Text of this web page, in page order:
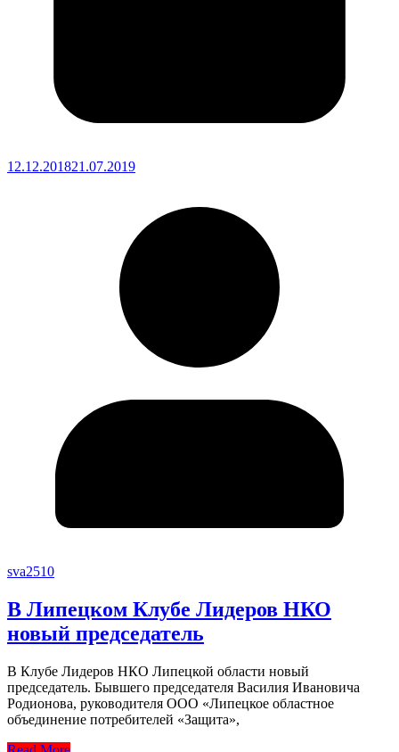
12.12.201821.07.2019
sva2510
В Липецком Клубе Лидеров НКО
новый председатель
В Клубе Лидеров НКО Липецкой области новый
председатель. Бывшего председателя Василия Ивановича
Родионова, руководителя ООО «Липецкое областное
объединение потребителей «Защита»,